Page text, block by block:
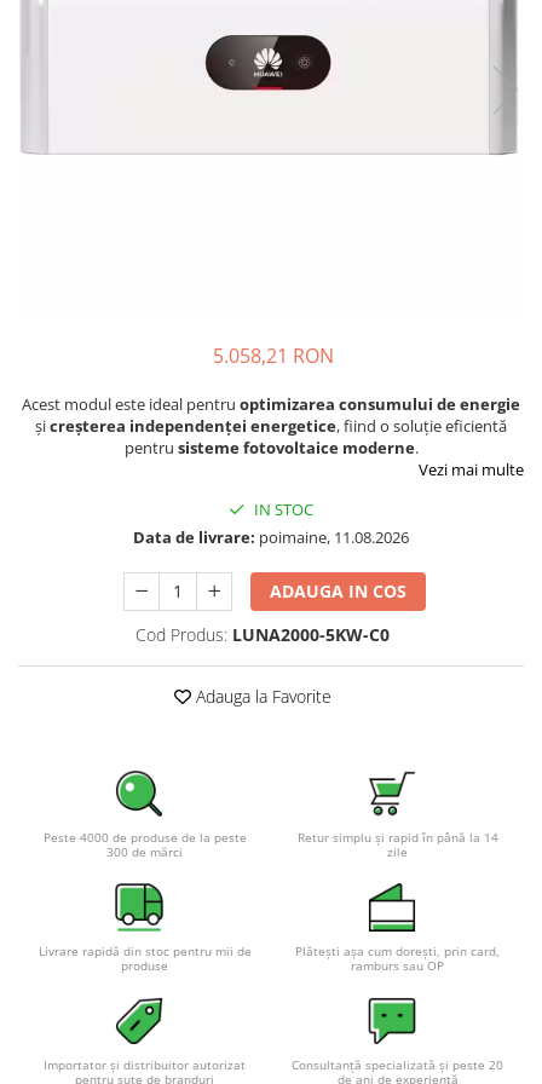
Incarcatoare acumulatori
Panouri fotovoltaice si accesorii
PWM
Convertoare de tensiune
Sisteme de Stocare Comerciale
Sisteme fotovoltaice complete
Sisteme fotovoltaice de putere
mica (rulota/caravan/case de
Pachete sisteme fotovoltaice
Statii de incarcare vehicule
electrice
Statii de incarcare
Cabluri de incarcare vehicule
Prize de incarcare vehicule
Turbine eoliene pentru casă
5.058,21 RON
Acest modul este ideal pentru optimizarea consumului de energie
șicreșterea independenței energetice, fiind o soluție eficientă
pentru sisteme fotovoltaice moderne.
Vezi mai multe
IN STOC
Data de livrare: poimaine, 11.08.2026
ADAUGA IN COS
Cod Produs: LUNA2000-5KW-C0
Adauga la Favorite
Peste 4000 de produse de la peste
300 de mărci
Retur simplu și rapid în până la 14
zile
Livrare rapidă din stoc pentru mii de
produse
Plătești așa cum dorești, prin card,
ramburs sau OP
Importator și distribuitor autorizat
pentru sute de branduri
Consultanță specializată și peste 20
de ani de experiență